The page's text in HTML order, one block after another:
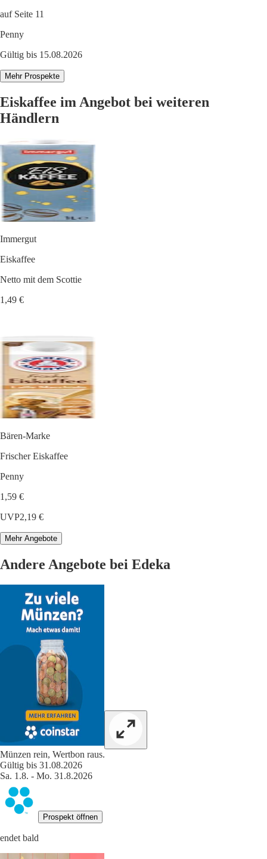
auf Seite 11
Penny
Gültig bis 15.08.2026
Mehr Prospekte
Eiskaffee im Angebot bei weiteren
Händlern
Immergut
Eiskaffee
Netto mit dem Scottie
1,49 €
Bären-Marke
Frischer Eiskaffee
Penny
1,59 €
UVP2,19 €
Mehr Angebote
Andere Angebote bei Edeka
Münzen rein, Wertbon raus.
Gültig bis 31.08.2026
Sa. 1.8. - Mo. 31.8.2026
Prospekt öffnen
endet bald